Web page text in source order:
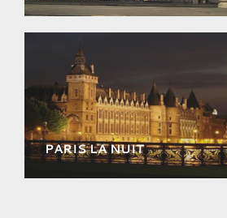
Admirez Paris depuis les
spectacle!
PARIS LA NUIT
Une ville magique qui offre